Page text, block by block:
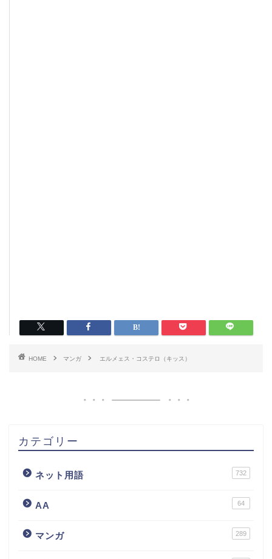
HOME マンガ エルメェス・コステロ（キッス）
カテゴリー
ネット用語 732
AA 64
マンガ 289